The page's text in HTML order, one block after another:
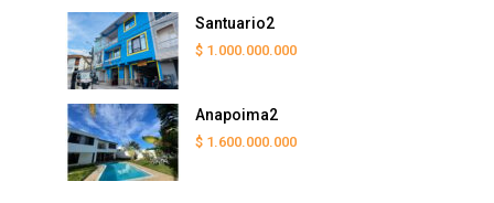
Santuario2
$ 1.000.000.000
Anapoima2
$ 1.600.000.000